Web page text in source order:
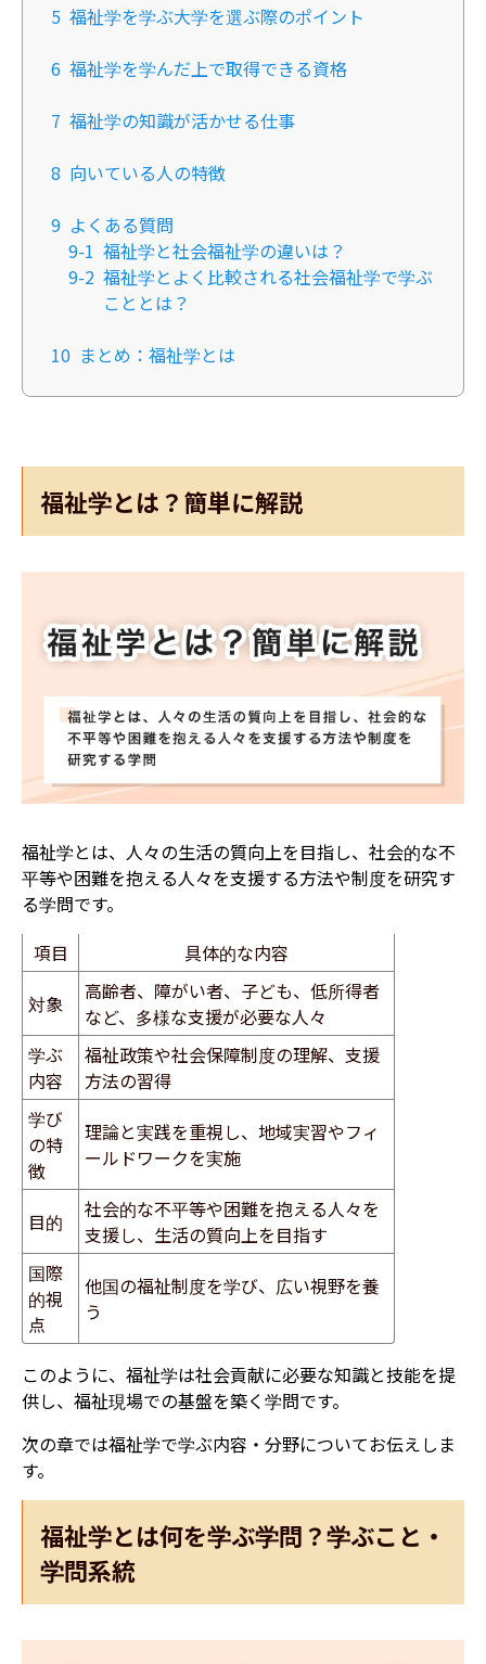
5 福祉学を学ぶ大学を選ぶ際のポイント
6 福祉学を学んだ上で取得できる資格
7 福祉学の知識が活かせる仕事
8 向いている人の特徴
9 よくある質問
9-1 福祉学と社会福祉学の違いは？
9-2 福祉学とよく比較される社会福祉学で学ぶ
こととは？
10 まとめ：福祉学とは
福祉学とは？簡単に解説
福祉学とは、人々の生活の質向上を目指し、社会的な不
平等や困難を抱える人々を支援する方法や制度を研究す
る学問です。
項目
具体的な内容
対象
高齢者、障がい者、子ども、低所得者
など、多様な支援が必要な人々
学ぶ
内容
福祉政策や社会保障制度の理解、支援
方法の習得
学び
の特
徴
理論と実践を重視し、地域実習やフィ
ールドワークを実施
目的
社会的な不平等や困難を抱える人々を
支援し、生活の質向上を目指す
国際
的視
点
他国の福祉制度を学び、広い視野を養
う
このように、福祉学は社会貢献に必要な知識と技能を提
供し、福祉現場での基盤を築く学問です。
次の章では福祉学で学ぶ内容・分野についてお伝えしま
す。
福祉学とは何を学ぶ学問？学ぶこと・
学問系統